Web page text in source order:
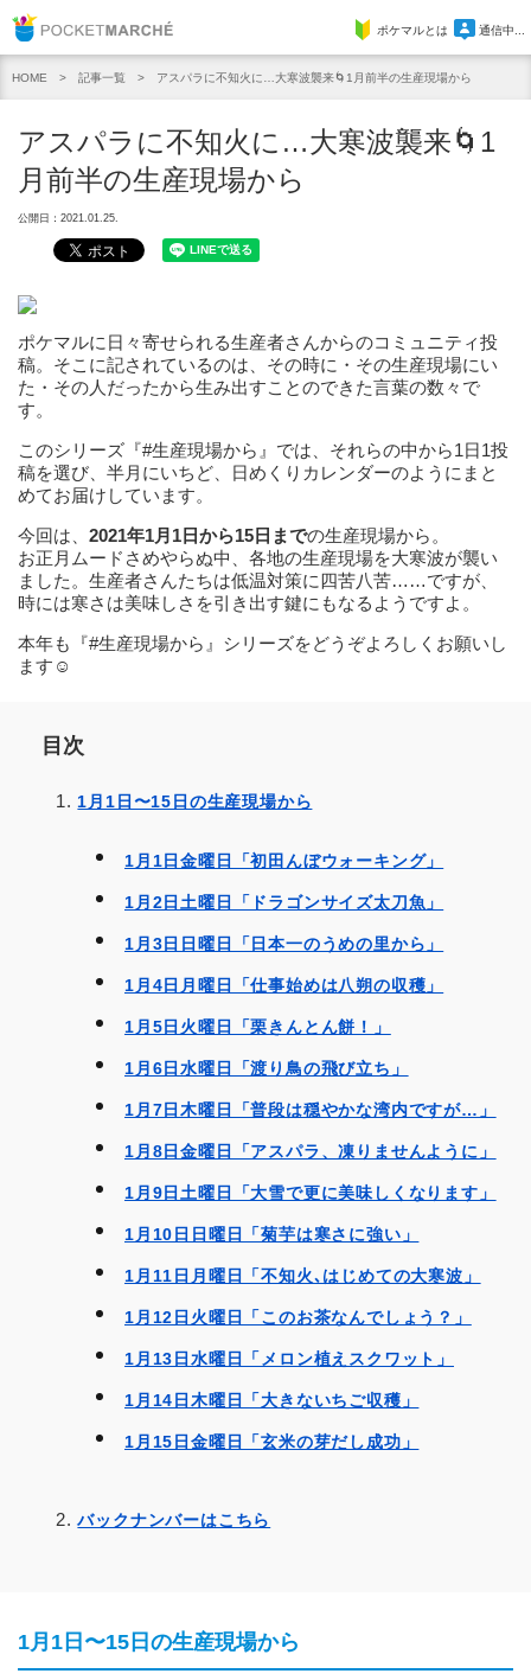
Pocket Marcheポケマルとは 通信中...
HOME 記事一覧 アスパラに不知火に…大寒波襲来🌀1月前半の生産現場から
アスパラに不知火に…大寒波襲来🌀1
月前半の生産現場から
公開日：2021.01.25.
ポケマルに日々寄せられる生産者さんからのコミュニティ投
稿。そこに記されているのは、その時に・その生産現場にい
た・その人だったから生み出すことのできた言葉の数々で
す。
このシリーズ『#生産現場から』では、それらの中から1日1投
稿を選び、半月にいちど、日めくりカレンダーのようにまと
めてお届けしています。
今回は、 2021年1月1日から15日までの生産現場から。
お正月ムードさめやらぬ中、各地の生産現場を大寒波が襲い
ました。生産者さんたちは低温対策に四苦八苦……ですが、
時には寒さは美味しさを引き出す鍵にもなるようですよ。
本年も『#生産現場から』シリーズをどうぞよろしくお願いし
ます☺️
目次
1月1日〜15日の生産現場から
1月1日金曜日「初田んぼウォーキング」
1月2日土曜日「ドラゴンサイズ太刀魚」
1月3日日曜日「日本一のうめの里から」
1月4日月曜日「仕事始めは八朔の収穫」
1月5日火曜日「栗きんとん餅！」
1月6日水曜日「渡り鳥の飛び立ち」
1月7日木曜日「普段は穏やかな湾内ですが…」
1月8日金曜日「アスパラ、凍りませんように」
1月9日土曜日「大雪で更に美味しくなります」
1月10日日曜日「菊芋は寒さに強い」
1月11日月曜日「不知火､はじめての大寒波」
1月12日火曜日「このお茶なんでしょう？」
1月13日水曜日「メロン植えスクワット」
1月14日木曜日「大きないちご収穫」
1月15日金曜日「玄米の芽だし成功」
バックナンバーはこちら
1月1日〜15日の生産現場から